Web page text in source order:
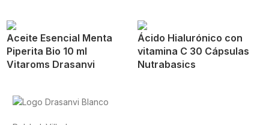
Aceite Esencial Menta
Piperita Bio 10 ml
Vitaroms Drasanvi
Ácido Hialurónico con
vitamina C 30 Cápsulas
Nutrabasics